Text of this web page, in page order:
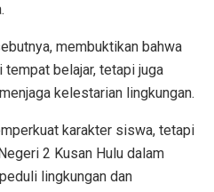
membuktikan bahwa
belajar, tetapi juga
kelestarian lingkungan.
karakter siswa, tetapi
2 Kusan Hulu dalam
lingkungan dan